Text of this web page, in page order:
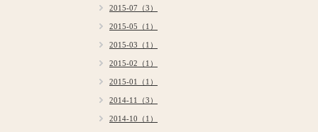
2015-07（3）
2015-05（1）
2015-03（1）
2015-02（1）
2015-01（1）
2014-11（3）
2014-10（1）